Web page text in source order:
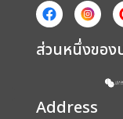
ส่วนหนึ่งของ
Address